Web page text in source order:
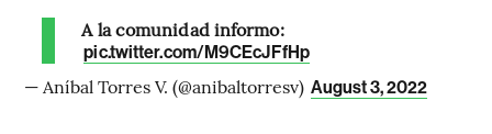
A la comunidad informo:
pic.twitter.com/M9CEcJFfHp
— Aníbal Torres V. (@anibaltorresv) August 3, 2022